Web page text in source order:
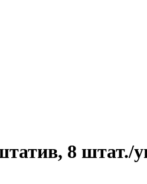
8 штат./